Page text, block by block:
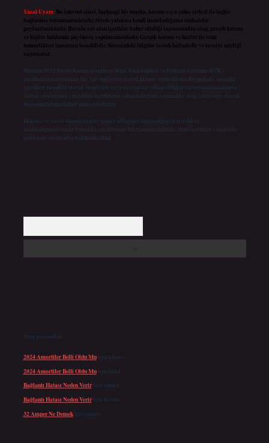
Yasal Uyarı: Bu internet sitesi, herhangi bir marka, kurum veya şahıs şirketi ile hiçbir
bağlantısı bulunmamaktadır. Sitede yalnızca kendi hazırladığımız makaleler
paylaşılmaktadır. Burada yer alan içerikler haber niteliği taşımamakta olup, gerçek kurum
ve kişiler hakkında paylaşım yapılmamaktadır. Gerçek kurum ve kişiler ile isim
benzerlikleri tamamen tesadüfidir. Sitemizdeki bilgiler taslak halindedir ve tavsiye niteliği
taşımazlar.
Sitemiz, 5651 Sayılı Kanun gereğince Bilgi Teknolojileri ve İletişim Kurumu (BTK)
tarafından onaylanmış bir Yer Sağlayıcı olarak hizmet vermektedir. Bu nedenle, sitedeki
içerikleri proaktif olarak denetleme veya araştırma yükümlülüğümüz bulunmamaktadır.
Ancak, üyelerimiz yazdıkları içeriklerin sorumluluğunu taşımakta olup, siteye üye olarak
bu sorumluluğu kabul etmiş sayılırlar.
Hukuka ve yasal düzenlemelere aykırı olduğunu düşündüğünüz içerikleri,
backlinkpanelicomtr@gmail.com adresine bildirmeniz halinde, ilgili içerikler yasal süre
içerisinde sitemizden kaldırılacaktır.
Son yorumlar
2024 Amortiler Belli Oldu Muiçin admin
2024 Amortiler Belli Oldu Muiçin Emel
Bağlantı Hatası Neden Veririçin admin
Bağlantı Hatası Neden Veririçin Kerem
32 Amper Ne Demekiçin admin